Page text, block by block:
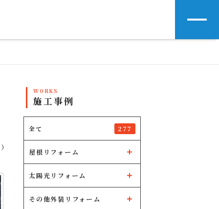
WORKS
施工事例
全て 277
屋根リフォーム
太陽光リフォーム
その他外装リフォーム